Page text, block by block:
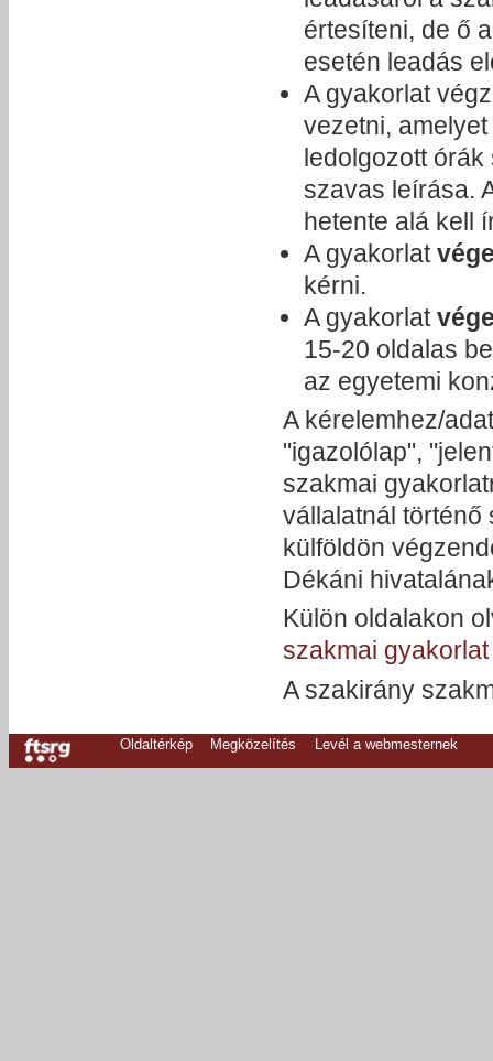
értesíteni, de ő
esetén leadás
A gyakorlat
vezetni,
ledolgozott
szavas leírása.
hetente alá kell
A gyakorlat
kérni.
A gyakorlat
15-20 oldalas
az egyetemi
A kérelemhez/
"igazolólap",
szakmai
vállalatnál történő
külföldön
Dékáni
Külön oldalakon
szakmai
A szakirány
Oldaltérkép Megközelítés Levél a webmesternek